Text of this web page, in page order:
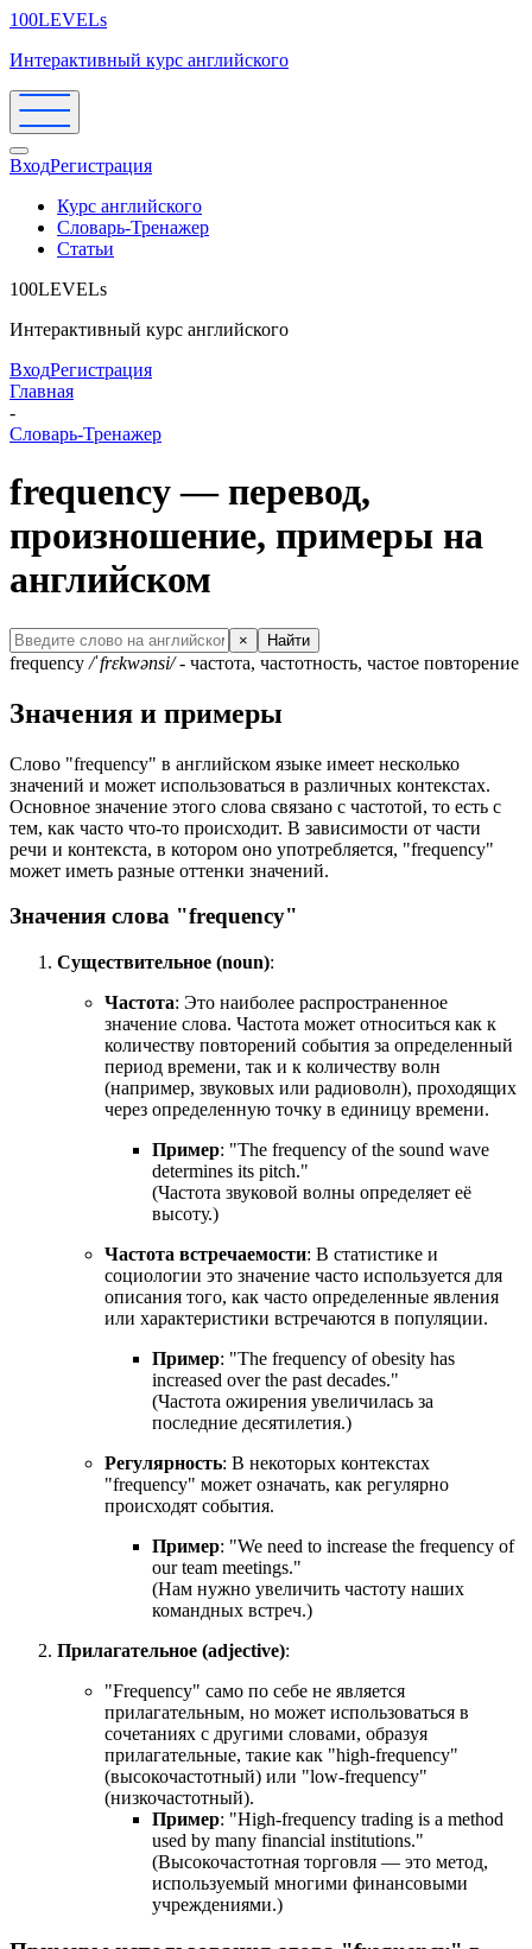
100LEVELs
Интерактивный курс английского
ВходРегистрация
Курс английского
Словарь-Тренажер
Статьи
100LEVELs
Интерактивный курс английского
ВходРегистрация
Главная
-
Словарь-Тренажер
frequency — перевод,
произношение, примеры на
английском
× Найти
frequency /ˈfrɛkwənsi/- частота, частотность, частое повторение
Значения и примеры
Слово "frequency" в английском языке имеет несколько
значений и может использоваться в различных контекстах.
Основное значение этого слова связано с частотой, то есть с
тем, как часто что-то происходит. В зависимости от части
речи и контекста, в котором оно употребляется, "frequency"
может иметь разные оттенки значений.
Значения слова "frequency"
Существительное (noun):
Частота: Это наиболее распространенное
значение слова. Частота может относиться как к
количеству повторений события за определенный
период времени, так и к количеству волн
(например, звуковых или радиоволн), проходящих
через определенную точку в единицу времени.
Пример: "The frequency of the sound wave
determines its pitch."
(Частота звуковой волны определяет её
высоту.)
Частота встречаемости: В статистике и
социологии это значение часто используется для
описания того, как часто определенные явления
или характеристики встречаются в популяции.
Пример: "The frequency of obesity has
increased over the past decades."
(Частота ожирения увеличилась за
последние десятилетия.)
Регулярность: В некоторых контекстах
"frequency" может означать, как регулярно
происходят события.
Пример: "We need to increase the frequency of
our team meetings."
(Нам нужно увеличить частоту наших
командных встреч.)
Прилагательное (adjective):
"Frequency" само по себе не является
прилагательным, но может использоваться в
сочетаниях с другими словами, образуя
прилагательные, такие как "high-frequency"
(высокочастотный) или "low-frequency"
(низкочастотный).
Пример: "High-frequency trading is a method
used by many financial institutions."
(Высокочастотная торговля — это метод,
используемый многими финансовыми
учреждениями.)